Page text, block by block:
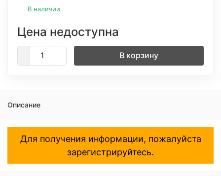
В наличии
Цена недоступна
В корзину
Описание
Для получения информации, пожалуйста
зарегистрируйтесь.